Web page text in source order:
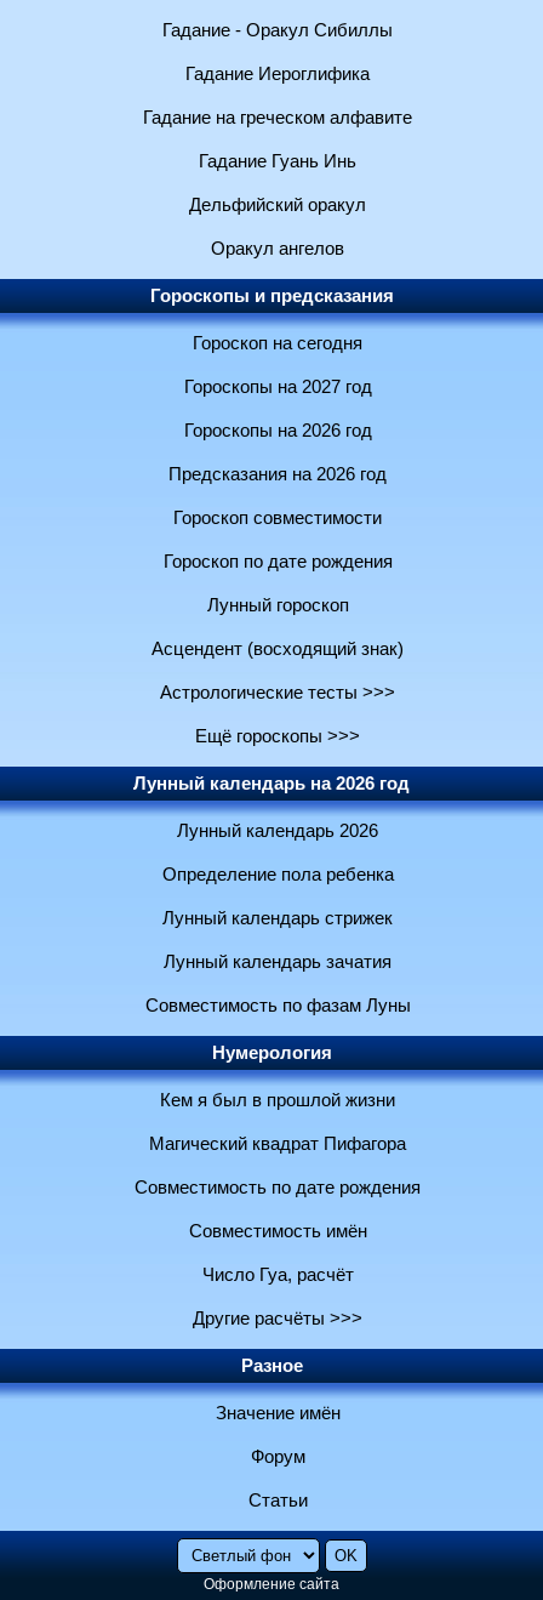
Гадание - Оракул Сибиллы
Гадание Иероглифика
Гадание на греческом алфавите
Гадание Гуань Инь
Дельфийский оракул
Оракул ангелов
Гороскопы и предсказания
Гороскоп на сегодня
Гороскопы на 2027 год
Гороскопы на 2026 год
Предсказания на 2026 год
Гороскоп совместимости
Гороскоп по дате рождения
Лунный гороскоп
Асцендент (восходящий знак)
Астрологические тесты >>>
Ещё гороскопы >>>
Лунный календарь на 2026 год
Лунный календарь 2026
Определение пола ребенка
Лунный календарь стрижек
Лунный календарь зачатия
Совместимость по фазам Луны
Нумерология
Кем я был в прошлой жизни
Магический квадрат Пифагора
Совместимость по дате рождения
Совместимость имён
Число Гуа, расчёт
Другие расчёты >>>
Разное
Значение имён
Форум
Статьи
Оформление сайта